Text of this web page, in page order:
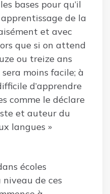
bases pour qu’il
de la
et avec
que si on attend
ou treize ans
moins facile; à
d’apprendre
comme le déclare
et auteur du
langues »
écoles
de ces